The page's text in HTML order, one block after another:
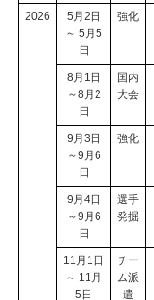
2026
5月2日
～ 5月5
日
強化
8月1日
～8月2
日
国内
大会
9月3日
～9月6
日
強化
9月4日
～9月6
日
選手
発掘
11月1日
～ 11月
5日
チー
ム派
遣